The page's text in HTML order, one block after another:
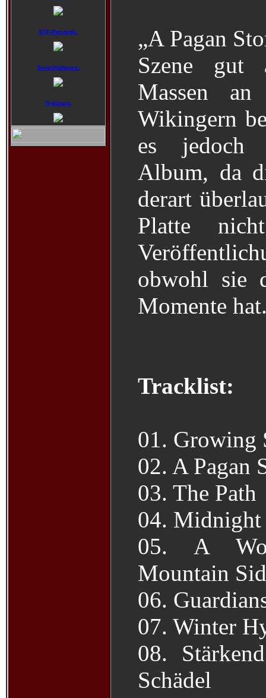
STF-Records:
Sureshotworx:
Trollzorn:
„A Pagan
Szene gut
Massen an
Wikingern
es jedoch
Album, da
derart
Platte
obwohl sie
Momente
Tracklist:
01. Growing
02. A Pagan
03. The Path
04. Midnight
05. A
Mountain
06.
07. Winter
08.
Schädel